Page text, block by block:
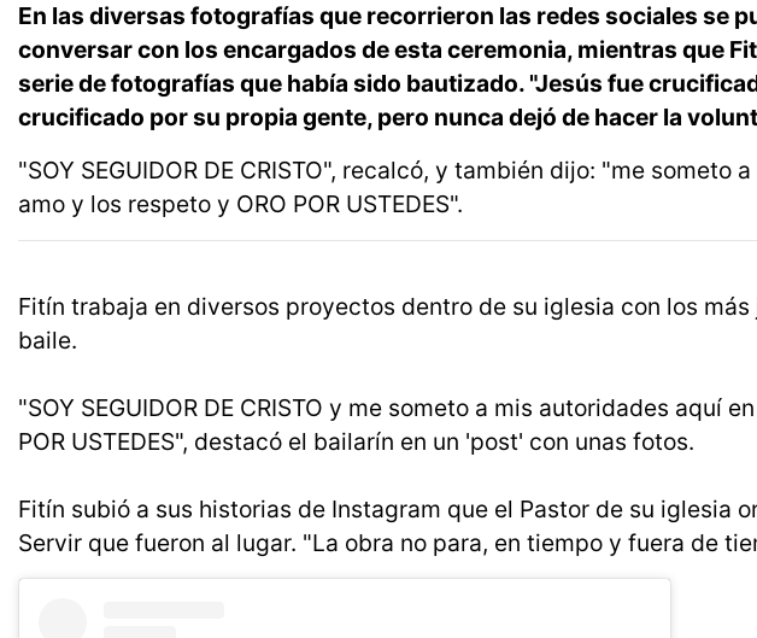
En las diversas fotografías que recorrieron las redes sociales se
conversar con los encargados de esta ceremonia, mientras que
serie de fotografías que había sido bautizado. "Jesús fue
crucificado por su propia gente, pero nunca dejó de hacer la
"SOY SEGUIDOR DE CRISTO", recalcó, y también dijo: "me someto
amo y los respeto y ORO POR USTEDES".
Fitín trabaja en diversos proyectos dentro de su iglesia con los
baile.
"SOY SEGUIDOR DE CRISTO y me someto a mis autoridades aquí
POR USTEDES", destacó el bailarín en un 'post' con unas fotos.
Fitín subió a sus historias de Instagram que el Pastor de su iglesia
Servir que fueron al lugar. "La obra no para, en tiempo y fuera de